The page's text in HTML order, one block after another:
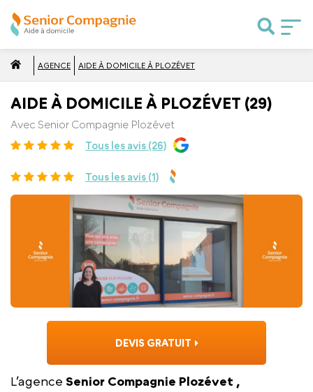
AGENCE AIDE À DOMICILE À PLOZÉVET
AIDE À DOMICILE À PLOZÉVET (29)
Avec Senior Compagnie Plozévet
Tous les avis (26)
Tous les avis (1)
DEVIS GRATUIT
L’agence Senior Compagnie Plozévet ,